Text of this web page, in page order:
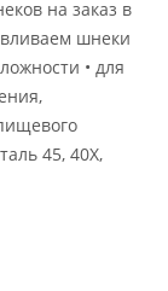
на заказ в
шнеки
• для
45, 40Х,